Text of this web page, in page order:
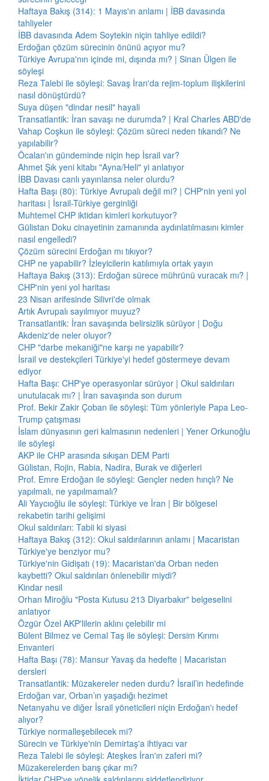
Haftaya Bakış (314): 1 Mayıs'ın anlamı | İBB davasında
tahliyeler
İBB davasında Adem Soytekin niçin tahliye edildi?
Erdoğan çözüm sürecinin önünü açıyor mu?
Türkiye Avrupa'nın içinde mi, dışında mı? | Sinan Ülgen ile
söyleşi
Reza Talebi ile söyleşi: Savaş İran'da rejim-toplum ilişkilerini
nasıl dönüştürdü?
Suya düşen "dindar nesil" hayali
Transatlantik: İran savaşı ne durumda? | Kral Charles ABD'de
Vahap Coşkun ile söyleşi: Çözüm süreci neden tıkandı? Ne
yapılabilir?
Öcalan'ın gündeminde niçin hep İsrail var?
Ahmet Şık yeni kitabı "Ayna/Heli" yi anlatıyor
İBB Davası canlı yayınlansa neler olurdu?
Hafta Başı (80): Türkiye Avrupalı değil mi? | CHP'nin yeni yol
haritası | İsrail-Türkiye gerginliği
Muhtemel CHP iktidarı kimleri korkutuyor?
Gülistan Doku cinayetinin zamanında aydınlatılmasını kimler
nasıl engelledi?
Çözüm sürecini Erdoğan mı tıkıyor?
CHP ne yapabilir? İzleyicilerin katılımıyla ortak yayın
Haftaya Bakış (313): Erdoğan sürece mührünü vuracak mı? |
CHP'nin yeni yol haritası
23 Nisan arifesinde Silivri'de olmak
Artık Avrupalı sayılmıyor muyuz?
Transatlantik: İran savaşında belirsizlik sürüyor | Doğu
Akdeniz'de neler oluyor?
CHP "darbe mekaniği"ne karşı ne yapabilir?
İsrail ve destekçileri Türkiye'yi hedef göstermeye devam
ediyor
Hafta Başı: CHP'ye operasyonlar sürüyor | Okul saldırıları
unutulacak mı? | İran savaşında son durum
Prof. Bekir Zakir Çoban ile söyleşi: Tüm yönleriyle Papa Leo-
Trump çatışması
İslam dünyasının geri kalmasının nedenleri | Yener Orkunoğlu
ile söyleşi
AKP ile CHP arasında sıkışan DEM Parti
Gülistan, Rojin, Rabia, Nadira, Burak ve diğerleri
Prof. Emre Erdoğan ile söyleşi: Gençler neden hınçlı? Ne
yapılmalı, ne yapılmamalı?
Ali Yaycıoğlu ile söyleşi: Türkiye ve İran | Bir bölgesel
rekabetin tarihi gelişimi
Okul saldırıları: Tabii ki siyasi
Haftaya Bakış (312): Okul saldırılarının anlamı | Macaristan
Türkiye'ye benziyor mu?
Türkiye'nin Gidişatı (19): Macaristan'da Orban neden
kaybetti? Okul saldırıları önlenebilir miydi?
Kindar nesil
Orhan Miroğlu "Posta Kutusu 213 Diyarbakır" belgeselini
anlatıyor
Özgür Özel AKP'lilerin aklını çelebilir mi
Bülent Bilmez ve Cemal Taş ile söyleşi: Dersim Kırımı
Envanteri
Hafta Başı (78): Mansur Yavaş da hedefte | Macaristan
dersleri
Transatlantik: Müzakereler neden durdu? İsrail’in hedefinde
Erdoğan var, Orban’ın yaşadığı hezimet
Netanyahu ve diğer İsrail yöneticileri niçin Erdoğan'ı hedef
alıyor?
Türkiye normalleşebilecek mi?
Sürecin ve Türkiye'nin Demirtaş'a ihtiyacı var
Reza Talebi ile söyleşi: Ateşkes İran'ın zaferi mi?
Müzakerelerden barış çıkar mı?